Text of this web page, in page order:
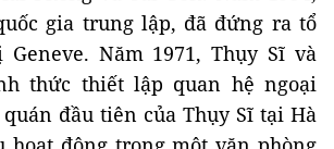
gia trung lập, đã đứng ra tổ
Năm 1971, Thụy Sĩ và
thức thiết lập quan hệ ngoại
đầu tiên của Thụy Sĩ tại Hà